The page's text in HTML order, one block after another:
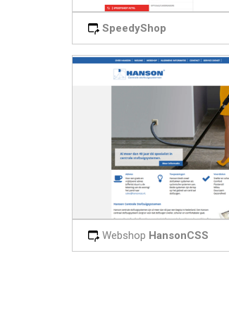
SpeedyShop
Webshop HansonCSS